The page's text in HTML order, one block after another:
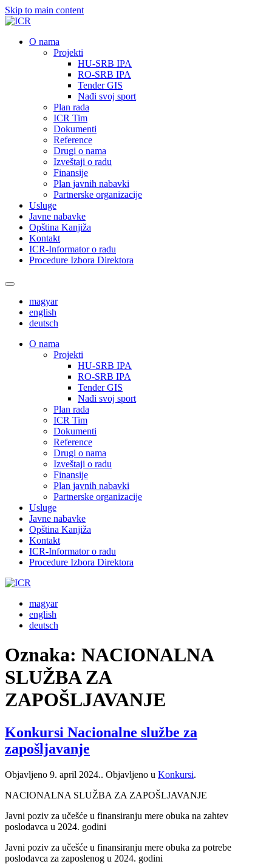
Skip to main content
О nama
Projekti
HU-SRB IPA
RO-SRB IPA
Tender GIS
Nađi svoj sport
Plan rada
ICR Tim
Dokumenti
Reference
Drugi o nama
Izveštaji o radu
Finansije
Plan javnih nabavki
Partnerske organizacije
Usluge
Javne nabavke
Opština Kanjiža
Kontakt
ICR-Informator o radu
Procedure Izbora Direktora
magyar
english
deutsch
О nama
Projekti
HU-SRB IPA
RO-SRB IPA
Tender GIS
Nađi svoj sport
Plan rada
ICR Tim
Dokumenti
Reference
Drugi o nama
Izveštaji o radu
Finansije
Plan javnih nabavki
Partnerske organizacije
Usluge
Javne nabavke
Opština Kanjiža
Kontakt
ICR-Informator o radu
Procedure Izbora Direktora
magyar
english
deutsch
Oznaka: NACIONALNA
SLUŽBA ZA
ZAPOŠLJAVANJE
Konkursi Nacionalne službe za
zapošljavanje
Objavljeno 9. april 2024.. Objavljeno u Konkursi.
NACIONALNA SLUŽBA ZA ZAPOŠLJAVANJE
Javni poziv za učešće u finansiranju mere obuka na zahtev
poslodavca u 2024. godini
Javni poziv za učešće u finansiranju mere obuka za potrebe
poslodavca za zaposlenog u 2024. godini